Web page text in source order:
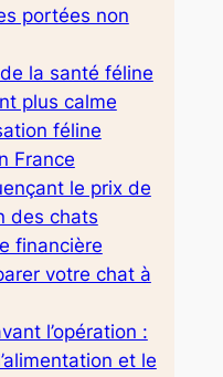
portées non
la santé féline
plus calme
féline
France
le prix de
des chats
financière
votre chat à
l’opération :
et le